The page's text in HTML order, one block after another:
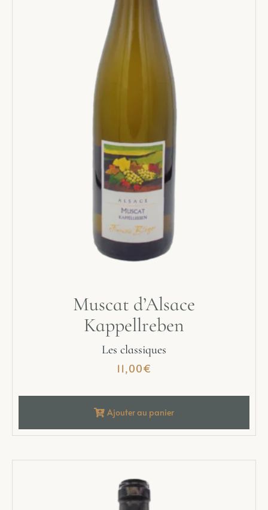
Muscat d’Alsace
Kappellreben
Les classiques
11,00€
Ajouter au panier